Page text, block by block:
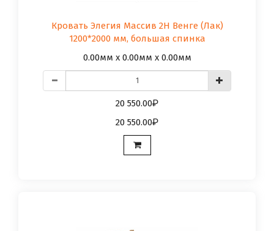
Кровать Элегия Массив 2Н Венге (Лак)
1200*2000 мм, большая спинка
0.00мм x 0.00мм x 0.00мм
20 550.00
20 550.00